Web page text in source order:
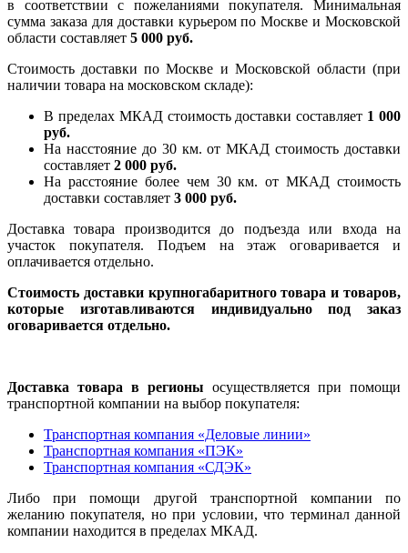
в соответствии с пожеланиями покупателя. Минимальная
сумма заказа для доставки курьером по Москве и Московской
области составляет 5 000 руб.
Стоимость доставки по Москве и Московской области (при
наличии товара на московском складе):
В пределах МКАД стоимость доставки составляет 1 000
руб.
На насcтояние до 30 км. от МКАД стоимость доставки
составляет 2 000 руб.
На расстояние более чем 30 км. от МКАД стоимость
доставки составляет 3 000 руб.
Доставка товара производится до подъезда или входа на
участок покупателя. Подъем на этаж оговаривается и
оплачивается отдельно.
Стоимость доставки крупногабаритного товара и товаров,
которые изготавливаются индивидуально под заказ
оговаривается отдельно.
Доставка товара в регионы осуществляется при помощи
транспортной компании на выбор покупателя:
Транспортная компания «Деловые линии»
Транспортная компания «ПЭК»
Транспортная компания «СДЭК»
Либо при помощи другой транспортной компании по
желанию покупателя, но при условии, что терминал данной
компании находится в пределах МКАД.